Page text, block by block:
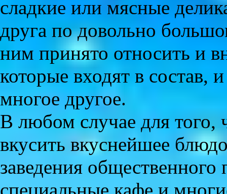
сладкие или мясные
друга по довольно
ним принято относить и
которые входят в состав,
многое другое.
В любом случае для того,
вкусить вкуснейшее
заведения